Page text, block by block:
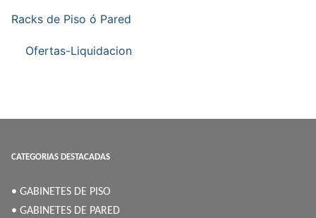
Racks de Piso ó Pared
Ofertas-Liquidacion
CATEGORIAS DESTACADAS
• GABINETES DE PISO
• GABINETES DE PARED